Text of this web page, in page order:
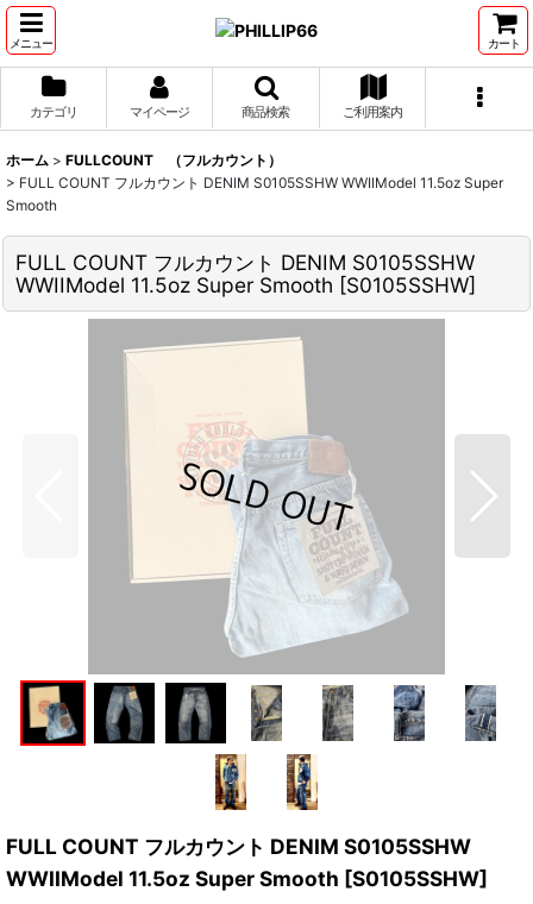
メニュー カート
カテゴリ マイページ 商品検索 ご利用案内
ホーム > FULLCOUNT （フルカウント）
> FULL COUNT フルカウント DENIM S0105SSHW WWIIModel 11.5oz Super
Smooth
FULL COUNT フルカウント DENIM S0105SSHW
WWIIModel 11.5oz Super Smooth [S0105SSHW]
FULL COUNT フルカウント DENIM S0105SSHW
WWIIModel 11.5oz Super Smooth [S0105SSHW]